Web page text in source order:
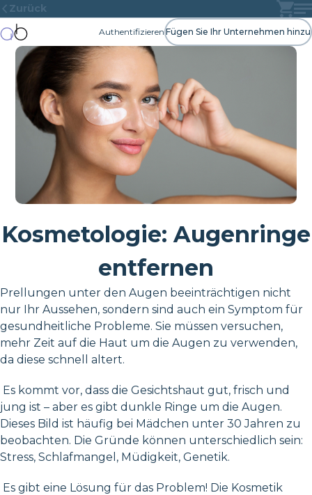
Zurück
Authentifizieren Fügen Sie Ihr Unternehmen hinzu
Kosmetologie: Augenringe
entfernen
Prellungen unter den Augen beeinträchtigen nicht
nur Ihr Aussehen, sondern sind auch ein Symptom für
gesundheitliche Probleme. Sie müssen versuchen,
mehr Zeit auf die Haut um die Augen zu verwenden,
da diese schnell altert.
Es kommt vor, dass die Gesichtshaut gut, frisch und
jung ist – aber es gibt dunkle Ringe um die Augen.
Dieses Bild ist häufig bei Mädchen unter 30 Jahren zu
beobachten. Die Gründe können unterschiedlich sein:
Stress, Schlafmangel, Müdigkeit, Genetik.
Es gibt eine Lösung für das Problem! Die Kosmetik